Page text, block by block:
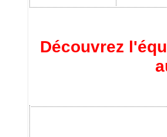
Découvrez